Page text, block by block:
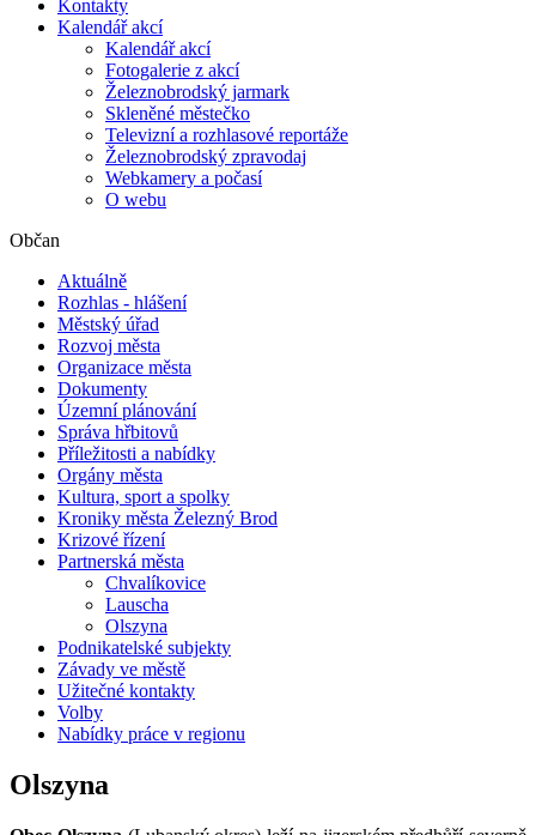
Kontakty
Kalendář akcí
Kalendář akcí
Fotogalerie z akcí
Železnobrodský jarmark
Skleněné městečko
Televizní a rozhlasové reportáže
Železnobrodský zpravodaj
Webkamery a počasí
O webu
Občan
Aktuálně
Rozhlas - hlášení
Městský úřad
Rozvoj města
Organizace města
Dokumenty
Územní plánování
Správa hřbitovů
Příležitosti a nabídky
Orgány města
Kultura, sport a spolky
Kroniky města Železný Brod
Krizové řízení
Partnerská města
Chvalíkovice
Lauscha
Olszyna
Podnikatelské subjekty
Závady ve městě
Užitečné kontakty
Volby
Nabídky práce v regionu
Olszyna